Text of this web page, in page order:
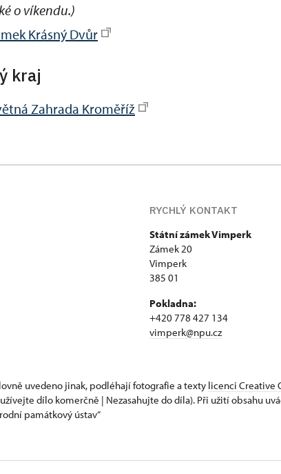
o víkendu.)
Krásný Dvůr
kraj
Zahrada Kroměříž
RYCHLÝ KONTAKT
Státní zámek Vimperk
Zámek 20
Vimperk
385 01
Pokladna:
+420 778 427 134
vimperk@npu.cz
uvedeno jinak, podléhají fotografie a texty licenci Creative
dílo komerčně | Nezasahujte do díla). Při užití obsahu
památkový ústav“